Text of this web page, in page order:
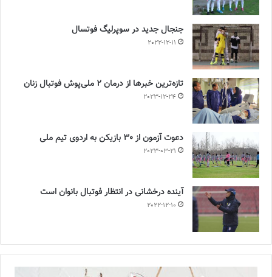
جنجال جدید در سوپرلیگ فوتسال
2022-12-11
تازه‌ترین خبرها از درمان ۲ ملی‌پوش فوتبال زنان
2023-12-24
دعوت آزمون از 30 بازیکن به اردوی تیم ملی
2023-03-21
آینده درخشانی در انتظار فوتبال بانوان است
2022-12-10